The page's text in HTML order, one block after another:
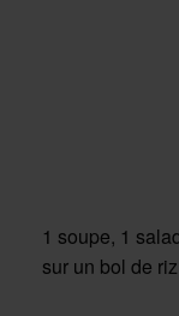
1 soupe, 1
sur un bol de